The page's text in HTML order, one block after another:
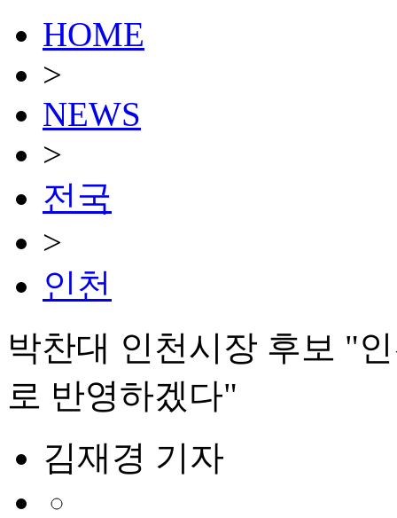
HOME
>
NEWS
>
전국
>
인천
박찬대 인천시장 후보 "
로 반영하겠다"
김재경 기자